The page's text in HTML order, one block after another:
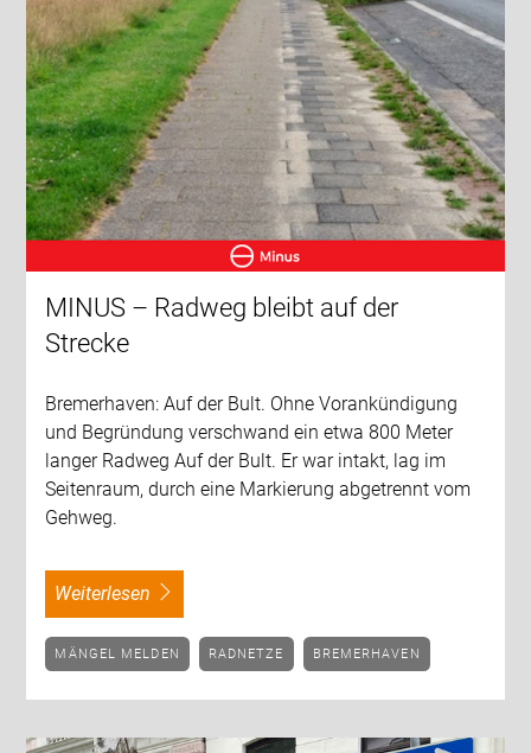
MINUS – Radweg bleibt auf der
Strecke
Bremerhaven: Auf der Bult. Ohne Vorankündigung
und Begründung verschwand ein etwa 800 Meter
langer Radweg Auf der Bult. Er war intakt, lag im
Seitenraum, durch eine Markierung abgetrennt vom
Gehweg.
weiterlesen
MÄNGEL MELDEN RADNETZE BREMERHAVEN